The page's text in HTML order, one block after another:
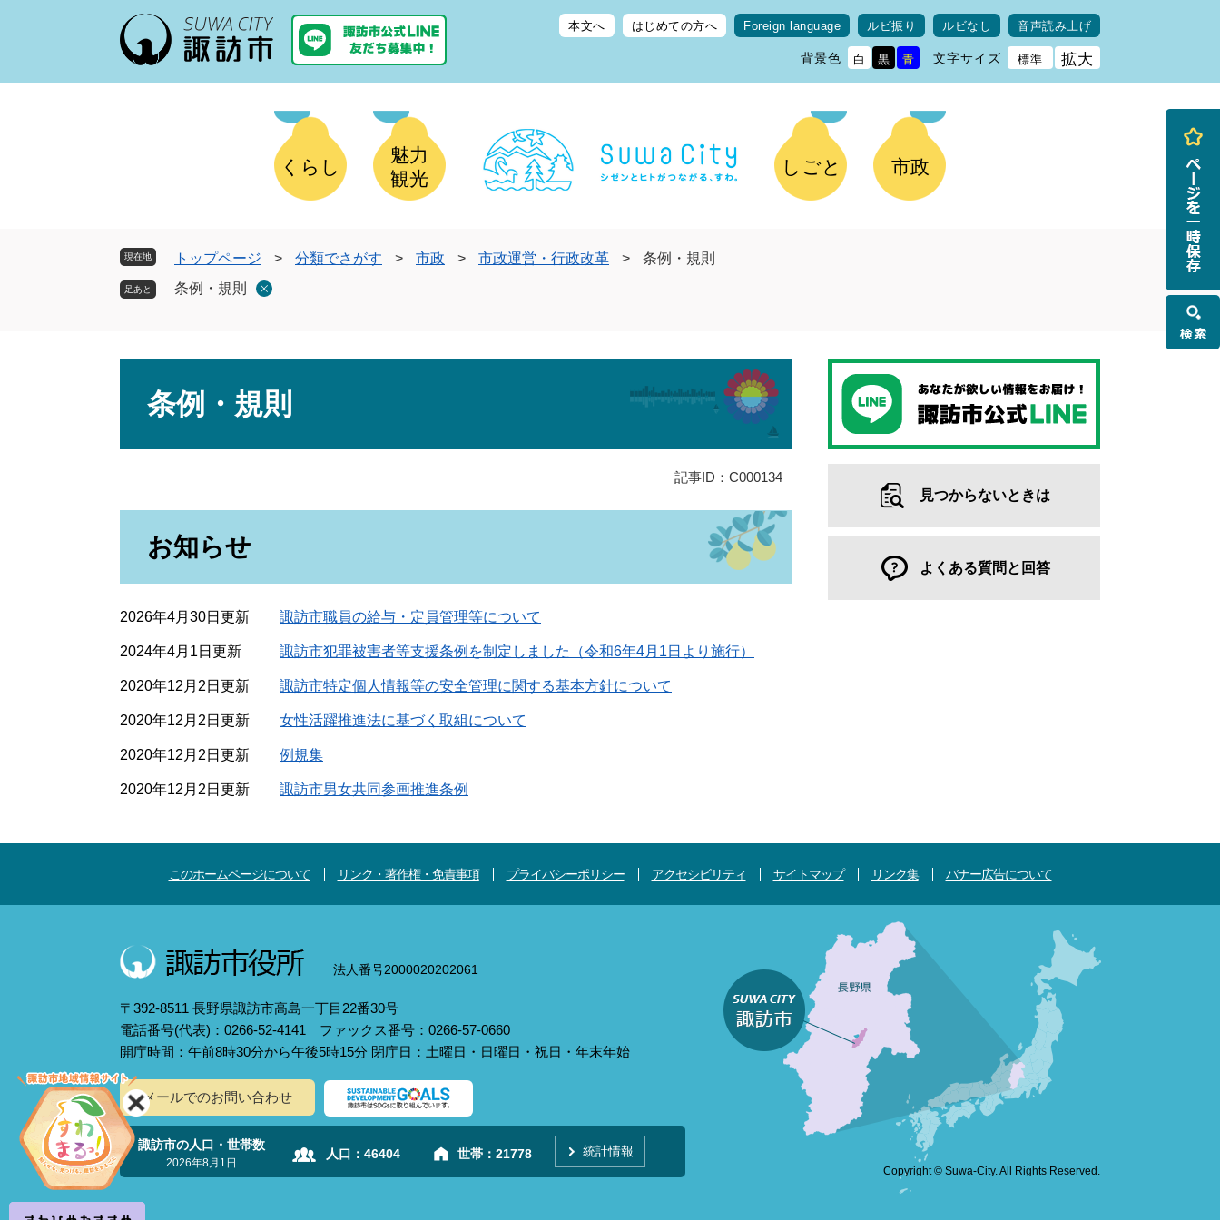
本文へ はじめての方へ Foreign language ルビ振り ルビなし 音声読み上げ
背景色 白 黒 青 文字サイズ 標準 拡大
くらし
魅力
観光
しごと 市政
現在地 トップページ > 分類でさがす > 市政 > 市政運営・行政改革 >
条例・規則
条例・規則
条例・規則
記事ID：C000134
お知らせ
2026年4月30日更新 諏訪市職員の給与・定員管理等について
2024年4月1日更新 諏訪市犯罪被害者等支援条例を制定しました（令和6年4月1日より施行）
2020年12月2日更新 諏訪市特定個人情報等の安全管理に関する基本方針について
2020年12月2日更新 女性活躍推進法に基づく取組について
2020年12月2日更新 例規集
2020年12月2日更新 諏訪市男女共同参画推進条例
見つからないときは
よくある質問と回答
このホームページについて リンク・著作権・免責事項 プライバシーポリシー アクセシビリティ サイトマップ リンク集 バナー広告について
法人番号2000020202061
〒392-8511 長野県諏訪市高島一丁目22番30号
電話番号(代表)：0266-52-4141 ファックス番号：0266-57-0660
開庁時間：午前8時30分から午後5時15分 閉庁日：土曜日・日曜日・祝日・年末年始
メールでのお問い合わせ
諏訪市の人口・世帯数
2026年8月1日
人口： 46404 世帯： 21778 統計情報
Copyright © Suwa-City. All Rights Reserved.